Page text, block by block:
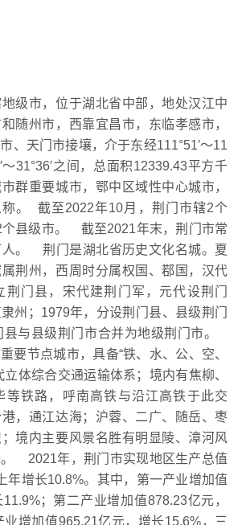
级市，位于湖北省中部，地处汉江中
随州市，西靠宜昌市，东临孝感市，
、天门市接壤，介于东经111°51′～11
～31°36′之间，总面积12339.43平方千
群重要城市，鄂中区域性中心城市，
称。 截至2022年10月，荆门市辖2个
个县级市。 截至2021年末，荆门市常
人。 荆门是湖北省历史文化名城。夏
荆州，西周时分属权国、鄀国，汉代
荆门县，宋代建荆门军，元代设荆门
州；1979年，分设荆门县、县级荆门
县与县级荆门市合并为地级荆门市。
要节点城市，具备“铁、水、公、空、
立体综合交通运输体系；境内有焦柳、
等铁路，呼南高铁与沿江高铁于此交
，通江达海；沪蓉、二广、随岳、枣
境内主要风景名胜有明显陵、漳河风
。 2021年，荆门市实现地区生产总值
年增长10.8%。其中，第一产业增加值
；第二产业增加值878.23亿元，
业增加值965.21亿元，增长15.6%，三